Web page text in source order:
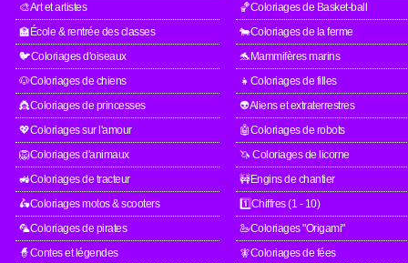
🎨Art et artistes
🏀Coloriages de Basket-ball
🏫École & rentrée des classes
🐄Coloriages de la ferme
🐦Coloriages d'oiseaux
🐬Mammifères marins
🐶Coloriages de chiens
👧Coloriages de filles
👸Coloriages de princesses
👽Aliens et extraterrestres
💖Coloriages sur l'amour
🤖Coloriages de robots
🦁Coloriages d'animaux
🦄 Coloriages de licorne
🚜Coloriages de tracteur
🚧Engins de chantier
🛵Coloriages motos & scooters
1️⃣Chiffres (1 - 10)
🦜Coloriages de pirates
🦢Coloriages "Origami"
🧙Contes et légendes
🧚Coloriages de fées